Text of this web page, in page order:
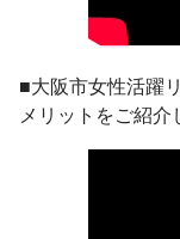
■大阪市女性活躍
メリットをご紹介